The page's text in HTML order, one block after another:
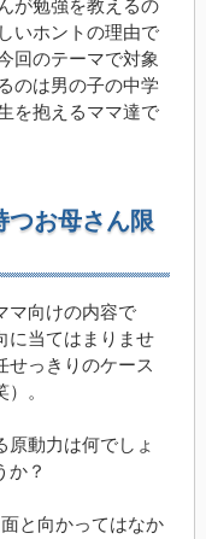
が勉強を教えるの
いホントの理由で
回のテーマで対象
のは男の子の中学
を抱えるママ達で
つお母さん限
マ向けの内容で
に当てはまりませ
せっきりのケース
。
原動力は何でしょ
か？
と向かってはなか